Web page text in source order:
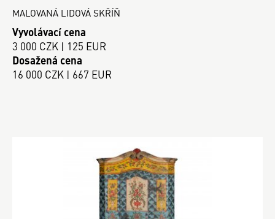
MALOVANÁ LIDOVÁ SKŘÍŇ
Vyvolávací cena
3 000 CZK | 125 EUR
Dosažená cena
16 000 CZK | 667 EUR